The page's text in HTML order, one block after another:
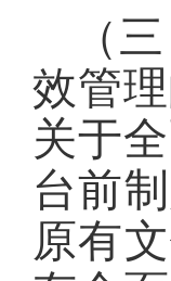
（
效管
关于
台前
原有